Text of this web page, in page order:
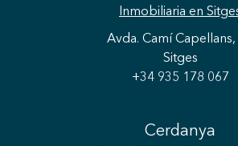
Inmobiliaria en
Avda. Camí Capellans,
Sitges
+34 935 178 067
Cerdanya